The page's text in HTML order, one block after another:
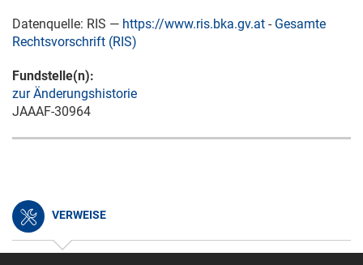
Datenquelle: RIS — https://www.ris.bka.gv.at - Gesamte
Rechtsvorschrift (RIS)
Fundstelle(n):
zur Änderungshistorie
JAAAF-30964
VERWEISE